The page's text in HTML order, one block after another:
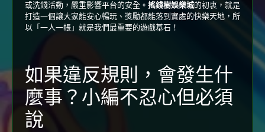
或洗錢活動，嚴重影響平台的安全。 搖錢樹娛樂城的初衷，就是
打造一個讓大家能安心暢玩、獎勵都能落到實處的快樂天地，所
以「一人一帳」就是我們最重要的遊戲基石！
如果違反規則，會發生什
麼事？小編不忍心但必須
說